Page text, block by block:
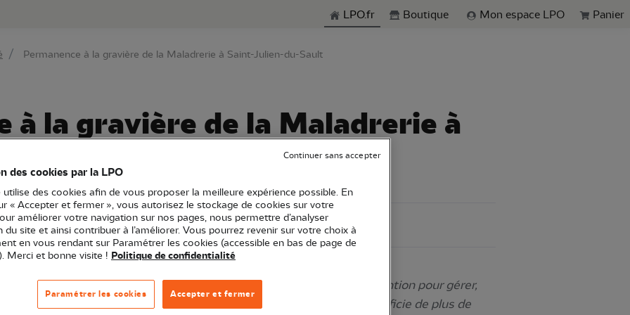
Aller à la rechercheLPO.fr Boutique Mon espace LPO Panier
Permanence à la gravière de la Maladrerie à Saint-Julien-du-Sault
à la gravière de la Maladrerie à
Sault
Bourgogne-Franche-Comté Permanence Point d'observation 89 - Yonne
Julien-du-Sault et la LPO BFC dans l'Yonne ont signé une convention pour gérer,
écologique, le site de la gravière de la Maladrerie, d’une superficie de plus de
des cookies par la LPO
utilise des cookies afin de vous proposer la meilleure expérience possible. En
« Accepter et fermer », vous autorisez le stockage de cookies sur votre
améliorer votre navigation sur nos pages, nous permettre d’analyser
du site et ainsi contribuer à l’améliorer. Vous pourrez revenir sur votre choix à
en vous rendant sur Paramétrer les cookies (accessible en bas de page de
Merci et bonne visite ! Politique de confidentialité
Accepter et fermer
Paramétrer les cookies
Continuer sans accepter